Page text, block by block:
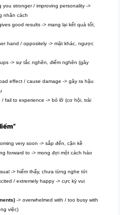
you stronger / improving personality ->
nhân cách
good results -> mang lại kết quả tốt,
hand / oppositely -> mặt khác, ngược
-> sự tắc nghẽn, điểm nghẽn (gây
effect / cause damage -> gây ra hậu
/ fail to experience -> bỏ lỡ (cơ hội, trải
very soon -> sắp đến, cận kề
forward to -> mong đợi một cách háo
-> hiếm thấy, chưa từng nghe tới
/ extremely happy -> cực kỳ vui
-> overwhelmed with / too busy with
việc)